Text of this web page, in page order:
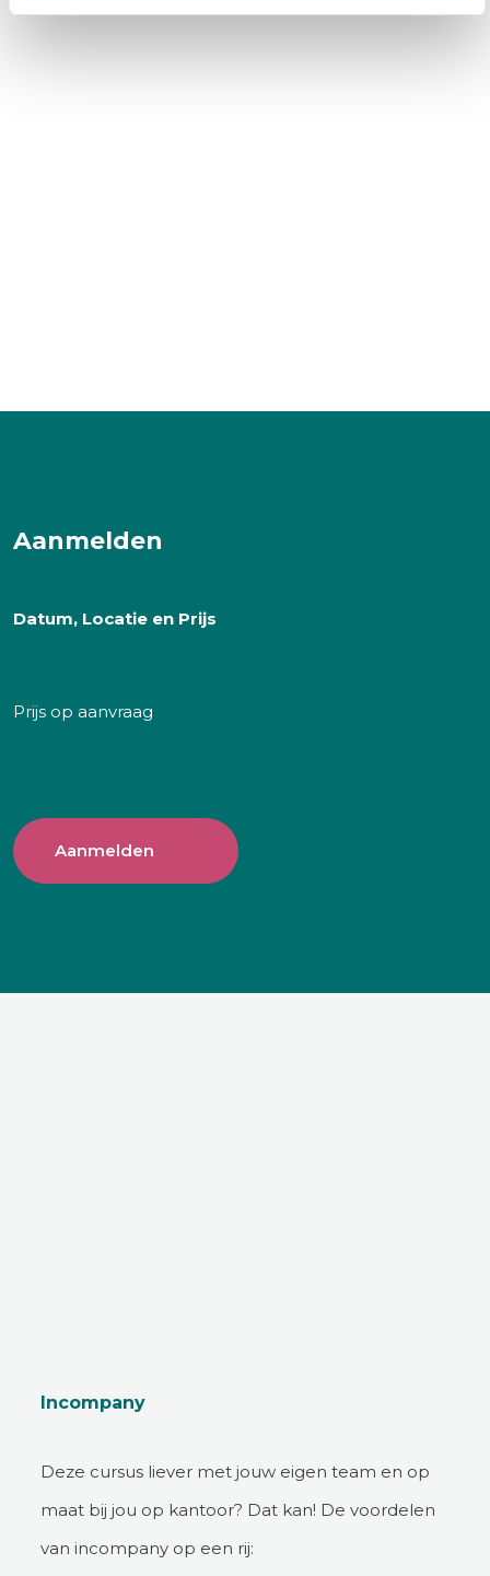
Aanmelden
Datum, Locatie en Prijs
Prijs op aanvraag
Aanmelden
Incompany
Deze cursus liever met jouw eigen team en op
maat bij jou op kantoor? Dat kan! De voordelen
van incompany op een rij: